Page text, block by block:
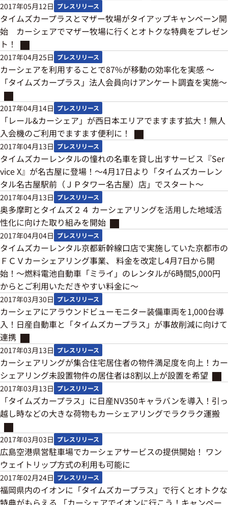
2017年05月12日 プレスリリース
タイムズカープラスとマザー牧場がタイアップキャンペーン開
始 カーシェアでマザー牧場に行くとオトクな特典をプレゼン
ト！
2017年04月25日 プレスリリース
カーシェアを利用することで87%が移動の効率化を実感 ～
「タイムズカープラス」法人会員向けアンケート調査を実施～
2017年04月14日 プレスリリース
「レール&カーシェア」が西日本エリアでますます拡大！無人
入会機のご利用でますます便利に！
2017年04月13日 プレスリリース
タイムズカーレンタルの憧れの名車を貸し出すサービス『Ser
vice X』が名古屋に登場！～4月17日より「タイムズカーレン
タル名古屋駅前（ＪＰタワー名古屋）店」でスタート～
2017年04月13日 プレスリリース
奥多摩町とタイムズ２４ カーシェアリングを活用した地域活
性化に向けた取り組みを開始
2017年04月04日 プレスリリース
タイムズカーレンタル京都新幹線口店で実施していた京都市の
ＦＣＶカーシェアリング事業、 料金を改定し4月7日から開
始！～燃料電池自動車「ミライ」のレンタルが6時間5,000円
からとご利用いただきやすい料金に～
2017年03月30日 プレスリリース
カーシェアにアラウンドビューモニター装備車両を1,000台導
入！日産自動車と「タイムズカープラス」が事故削減に向けて
連携
2017年03月13日 プレスリリース
カーシェアリングが集合住宅居住者の物件満足度を向上！カー
シェアリング未設置物件の居住者は8割以上が設置を希望
2017年03月13日 プレスリリース
「タイムズカープラス」に日産NV350キャラバンを導入！引っ
越し時などの大きな荷物もカーシェアリングでラクラク運搬
2017年03月03日 プレスリリース
広島空港県営駐車場でカーシェアサービスの提供開始！ ワン
ウェイトリップ方式の利用も可能に
2017年02月24日 プレスリリース
福岡県内のイオンに「タイムズカープラス」で行くとオトクな